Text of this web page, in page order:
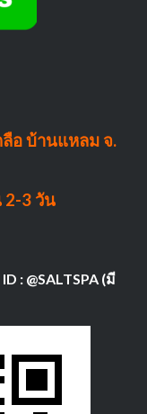
อ บ้านแหลม จ.
2-3 วัน
: @SALTSPA (มี